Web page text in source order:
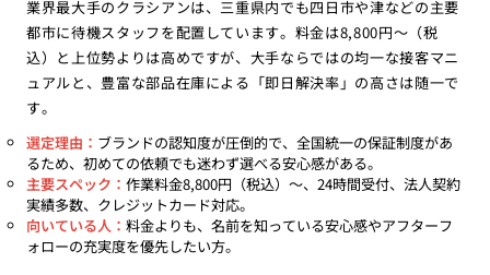
業界最大手のクラシアンは、三重県内でも四日市や津などの主要
都市に待機スタッフを配置しています。料金は8,800円〜（税
込）と上位勢よりは高めですが、大手ならではの均一な接客マニ
ュアルと、豊富な部品在庫による「即日解決率」の高さは随一で
す。
選定理由： ブランドの認知度が圧倒的で、全国統一の保証制度があ
るため、初めての依頼でも迷わず選べる安心感がある。
主要スペック： 作業料金8,800円（税込）〜、24時間受付、法人契約
実績多数、クレジットカード対応。
向いている人： 料金よりも、名前を知っている安心感やアフターフ
ォローの充実度を優先したい方。